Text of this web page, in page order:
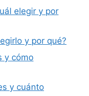
elegir y por
y por qué?
y cómo
y cuánto